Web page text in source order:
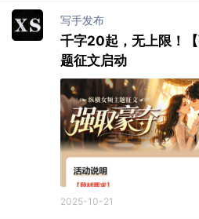
写手发布
千字20起，无上限！
题征文启动
2025-10-21